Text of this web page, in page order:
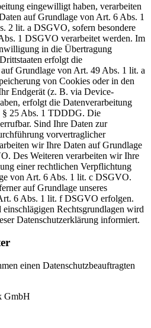
eingewilligt haben, verarbeiten
auf Grundlage von Art. 6 Abs. 1
2 lit. a DSGVO, sofern besondere
1 DSGVO verarbeitet werden. Im
in die Übertragung
erfolgt die
Grundlage von Art. 49 Abs. 1 lit. a
von Cookies oder in den
Endgerät (z. B. via Device-
erfolgt die Datenverarbeitung
§ 25 Abs. 1 TDDDG. Die
Sind Ihre Daten zur
vorvertraglicher
wir Ihre Daten auf Grundlage
Des Weiteren verarbeiten wir Ihre
einer rechtlichen Verpflichtung
von Art. 6 Abs. 1 lit. c DSGVO.
auf Grundlage unseres
6 Abs. 1 lit. f DSGVO erfolgen.
Rechtsgrundlagen wird
Datenschutzerklärung informiert.
einen Datenschutzbeauftragten
GmbH